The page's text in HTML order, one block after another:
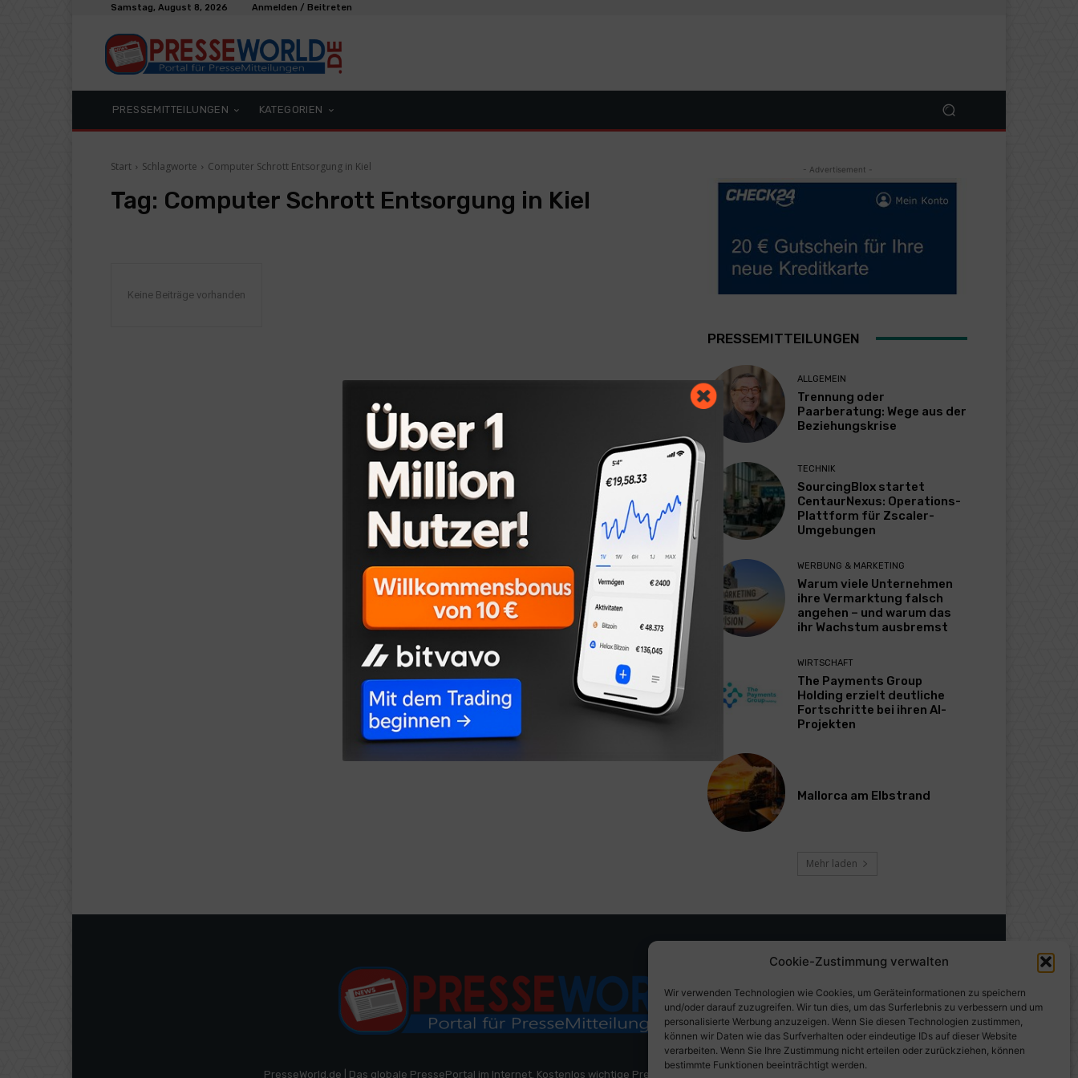
Cookie-Zustimmung verwalten
Wir verwenden Technologien wie Cookies, um Geräteinformationen zu speichern
und/oder darauf zuzugreifen. Wir tun dies, um das Surferlebnis zu verbessern und um
personalisierte Werbung anzuzeigen. Wenn Sie diesen Technologien zustimmen,
können wir Daten wie das Surfverhalten oder eindeutige IDs auf dieser Website
verarbeiten. Wenn Sie Ihre Zustimmung nicht erteilen oder zurückziehen, können
bestimmte Funktionen beeinträchtigt werden.
Samstag, August 8, 2026 Anmelden / Beitreten
PRESSEMITTEILUNGEN KATEGORIEN
Start Schlagworte Computer Schrott Entsorgung in Kiel
Tag: Computer Schrott Entsorgung in Kiel
Keine Beiträge vorhanden
- Advertisement -
PRESSEMITTEILUNGEN
ALLGEMEIN
Trennung oder
Paarberatung: Wege aus der
Beziehungskrise
TECHNIK
SourcingBlox startet
CentaurNexus: Operations-
Plattform für Zscaler-
Umgebungen
WERBUNG & MARKETING
Warum viele Unternehmen
ihre Vermarktung falsch
angehen – und warum das
ihr Wachstum ausbremst
WIRTSCHAFT
The Payments Group
Holding erzielt deutliche
Fortschritte bei ihren AI-
Projekten
Mallorca am Elbstrand
Mehr laden
PresseWorld.de | Das globale PressePortal im Internet. Kostenlos wichtige PresseMitteilungen auf PresseWorld